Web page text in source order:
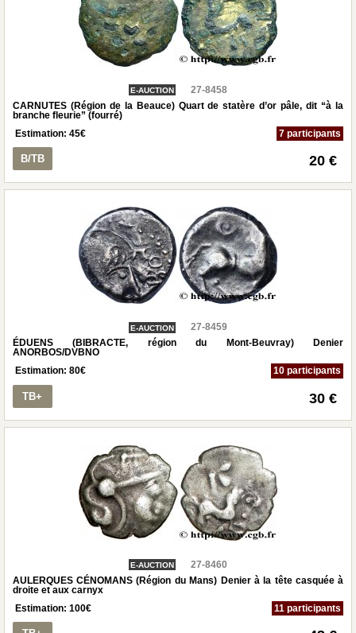
E-AUCTION
27-8458
CARNUTES (Région de la Beauce) Quart de statère d’or pâle, dit “à la
branche fleurie” (fourré)
Estimation: 45€ 7 participants
B/TB 20 €
E-AUCTION
27-8459
ÉDUENS (BIBRACTE, région du Mont-Beuvray) Denier
ANORBOS/DVBNO
Estimation: 80€ 10 participants
TB+ 30 €
E-AUCTION
27-8460
AULERQUES CÉNOMANS (Région du Mans) Denier à la tête casquée à
droite et aux carnyx
Estimation: 100€ 11 participants